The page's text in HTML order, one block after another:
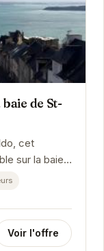
de St-
cet
sur la baie.
des
Voir l'offre